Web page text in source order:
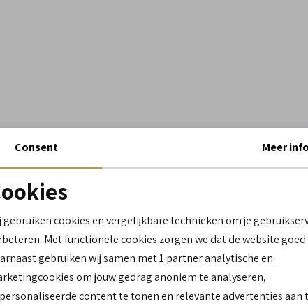
Noodzakelijke cookies
Analytische cookies Marketing cookies
Consent Meer
gebruiken cookies en vergelijkbare technieken om je
Met functionele cookies zorgen we dat de website
gebruiken wij samen met1 partneranalytische en
om jouw gedrag anoniem te analyseren,
content te tonen en relevante advertenties aan